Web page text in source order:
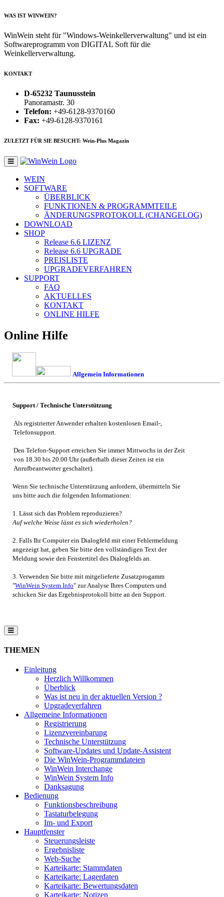
WAS IST WINWEIN?
WinWein steht für "Windows-Weinkellerverwaltung" und ist ein
Softwareprogramm von DIGITAL Soft für die
Weinkellerverwaltung.
KONTAKT
D-65232 Taunusstein
Panoramastr. 30
Telefon: +49-6128-9370160
Fax: +49-6128-9370161
ZULETZT FÜR SIE BESUCHT: Wein-Plus Magazin
WEIN
SOFTWARE
ÜBERBLICK
FUNKTIONEN & PROGRAMMTEILE
ÄNDERUNGSPROTOKOLL (CHANGELOG)
DOWNLOAD
SHOP
Release 6.6 LIZENZ
Release 6.6 UPGRADE
PREISLISTE
UPGRADEVERFAHREN
SUPPORT
FAQ
AKTUELLES
KONTAKT
ONLINE HILFE
Online Hilfe
Allgemein Informationen
Support / Technische Unterstützung
Als registrierter Anwender erhalten kostenlosen Email-,
Telefonsupport.
Den Telefon-Support erreichen Sie immer Mittwochs in der Zeit
von 18.30 bis 20.00 Uhr (außerhalb dieser Zeiten ist ein
Anrufbeantworter geschaltet).
Wenn Sie technische Unterstützung anfordern, übermitteln Sie
uns bitte auch die folgenden Informationen:
1. Lässt sich das Problem reproduzieren?
Auf welche Weise lässt es sich wiederholen?
2. Falls Ihr Computer ein Dialogfeld mit einer Fehlermeldung
angezeigt hat, geben Sie bitte den vollständigen Text der
Meldung sowie den Fenstertitel des Dialogfelds an.
3. Verwenden Sie bitte mit mitgelieferte Zusatzprogamm
"WinWein System Info" zur Analyse Ihres Computers und
schicken Sie das Ergebnisprotokoll bitte an den Support.
THEMEN
Einleitung
Herzlich Willkommen
Überblick
Was ist neu in der aktuellen Version ?
Upgradeverfahren
Allgemeine Informationen
Registrierung
Lizenzvereinbarung
Technische Unterstützung
Software-Updates und Update-Assistent
Die WinWein-Programmdateien
WinWein Interchange
WinWein System Info
Danksagung
Bedienung
Funktionsbeschreibung
Tastaturbelegung
Im- und Export
Hauptfenster
Steuerungsleiste
Ergebnisliste
Web-Suche
Karteikarte: Stammdaten
Karteikarte: Lagerdaten
Karteikarte: Bewertungsdaten
Karteikarte: Notizen